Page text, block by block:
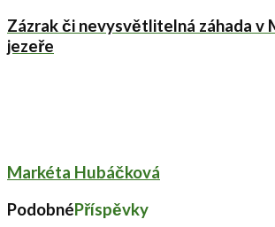
Zázrak či nevysvětlitelná záhada v
jezeře
Markéta Hubáčková
PodobnéPříspěvky